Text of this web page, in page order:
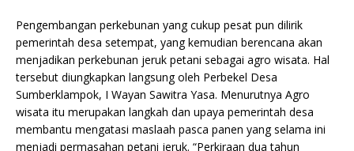
Pengembangan perkebunan yang cukup pesat pun dilirik
pemerintah desa setempat, yang kemudian berencana akan
menjadikan perkebunan jeruk petani sebagai agro wisata. Hal
tersebut diungkapkan langsung oleh Perbekel Desa
Sumberklampok, I Wayan Sawitra Yasa. Menurutnya Agro
wisata itu merupakan langkah dan upaya pemerintah desa
membantu mengatasi maslaah pasca panen yang selama ini
menjadi permasahan petani jeruk. “Perkiraan dua tahun